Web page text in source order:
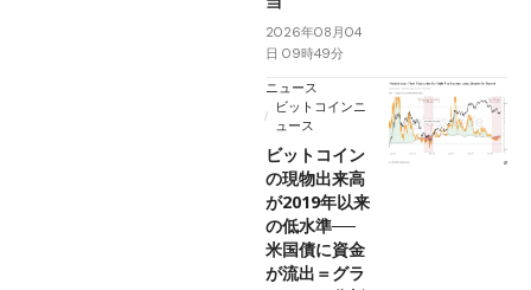
2026年08月04
日 09時49分
ニュース
ビットコインニ
ュース
ビットコイン
の現物出来高
が2019年以来
の低水準──
米国債に資金
が流出＝グラ